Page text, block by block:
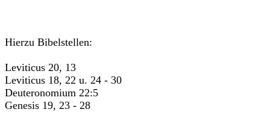
Hierzu Bibelstellen:
Leviticus 20, 13
Leviticus 18, 22 u. 24 - 30
Deuteronomium 22:5
Genesis 19, 23 - 28